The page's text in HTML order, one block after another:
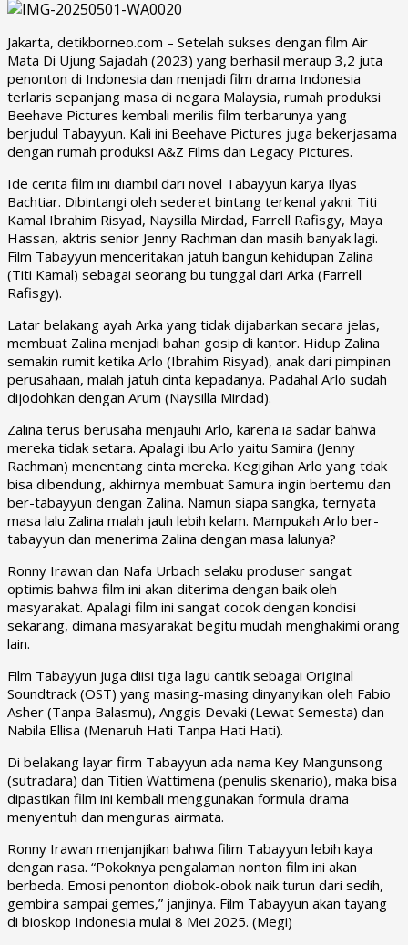
Jakarta, detikborneo.com – Setelah sukses dengan film Air
Mata Di Ujung Sajadah (2023) yang berhasil meraup 3,2 juta
penonton di Indonesia dan menjadi film drama Indonesia
terlaris sepanjang masa di negara Malaysia, rumah produksi
Beehave Pictures kembali merilis film terbarunya yang
berjudul Tabayyun. Kali ini Beehave Pictures juga bekerjasama
dengan rumah produksi A&Z Films dan Legacy Pictures.
Ide cerita film ini diambil dari novel Tabayyun karya Ilyas
Bachtiar. Dibintangi oleh sederet bintang terkenal yakni: Titi
Kamal Ibrahim Risyad, Naysilla Mirdad, Farrell Rafisgy, Maya
Hassan, aktris senior Jenny Rachman dan masih banyak lagi.
Film Tabayyun menceritakan jatuh bangun kehidupan Zalina
(Titi Kamal) sebagai seorang bu tunggal dari Arka (Farrell
Rafisgy).
Latar belakang ayah Arka yang tidak dijabarkan secara jelas,
membuat Zalina menjadi bahan gosip di kantor. Hidup Zalina
semakin rumit ketika Arlo (Ibrahim Risyad), anak dari pimpinan
perusahaan, malah jatuh cinta kepadanya. Padahal Arlo sudah
dijodohkan dengan Arum (Naysilla Mirdad).
Zalina terus berusaha menjauhi Arlo, karena ia sadar bahwa
mereka tidak setara. Apalagi ibu Arlo yaitu Samira (Jenny
Rachman) menentang cinta mereka. Kegigihan Arlo yang tdak
bisa dibendung, akhirnya membuat Samura ingin bertemu dan
ber-tabayyun dengan Zalina. Namun siapa sangka, ternyata
masa lalu Zalina malah jauh lebih kelam. Mampukah Arlo ber-
tabayyun dan menerima Zalina dengan masa lalunya?
Ronny Irawan dan Nafa Urbach selaku produser sangat
optimis bahwa film ini akan diterima dengan baik oleh
masyarakat. Apalagi film ini sangat cocok dengan kondisi
sekarang, dimana masyarakat begitu mudah menghakimi orang
lain.
Film Tabayyun juga diisi tiga lagu cantik sebagai Original
Soundtrack (OST) yang masing-masing dinyanyikan oleh Fabio
Asher (Tanpa Balasmu), Anggis Devaki (Lewat Semesta) dan
Nabila Ellisa (Menaruh Hati Tanpa Hati Hati).
Di belakang layar firm Tabayyun ada nama Key Mangunsong
(sutradara) dan Titien Wattimena (penulis skenario), maka bisa
dipastikan film ini kembali menggunakan formula drama
menyentuh dan menguras airmata.
Ronny Irawan menjanjikan bahwa filim Tabayyun lebih kaya
dengan rasa. “Pokoknya pengalaman nonton film ini akan
berbeda. Emosi penonton diobok-obok naik turun dari sedih,
gembira sampai gemes,” janjinya. Film Tabayyun akan tayang
di bioskop Indonesia mulai 8 Mei 2025. (Megi)